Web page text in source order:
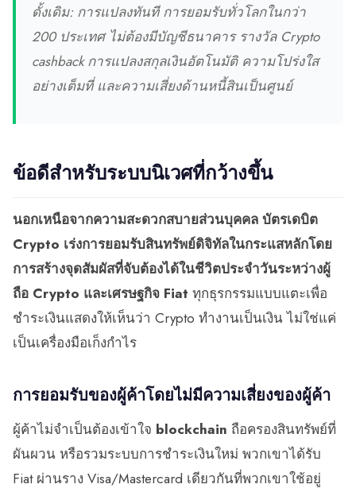
ดั้งเดิม: การแปลงทันที การยอมรับทั่วโลกในกว่า
200 ประเทศ ไม่ต้องมีบัญชีธนาคาร รางวัล Crypto
cashback การแปลงสกุลเงินอัตโนมัติ ความโปร่งใส
อย่างเต็มที่ และความเสี่ยงด้านหนี้สินเป็นศูนย์
ข้อดีสำหรับระบบนิเวศที่กว้างขึ้น
นอกเหนือจากความสะดวกสบายส่วนบุคคล บัตรเดบิต
Crypto เร่งการยอมรับสินทรัพย์ดิจิทัลในกระแสหลักโดย
การสร้างจุดสัมผัสที่จับต้องได้ในชีวิตประจำวันระหว่างผู้
ถือ Crypto และเศรษฐกิจ Fiat ทุกธุรกรรมแบบแตะเพื่อ
ชำระเงินแสดงให้เห็นว่า Crypto ทำงานเป็นเงิน ไม่ใช่แค่
เป็นเครื่องมือเก็งกำไร
การยอมรับของผู้ค้าโดยไม่มีความเสี่ยงของผู้ค้า
ผู้ค้าไม่จำเป็นต้องเข้าใจ blockchain ถือครองสินทรัพย์ที่
ผันผวน หรือรวมระบบการชำระเงินใหม่ พวกเขาได้รับ
Fiat ผ่านราง Visa/Mastercard เดียวกันที่พวกเขาใช้อยู่